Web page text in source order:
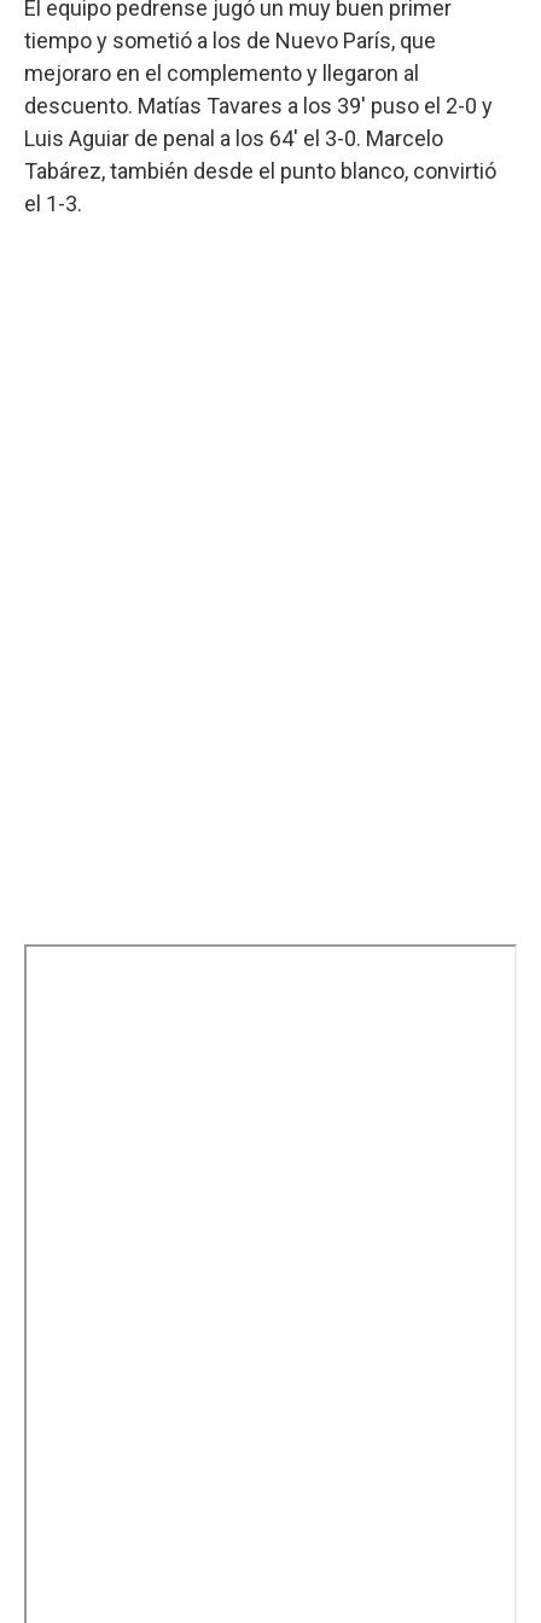
El equipo pedrense jugó un muy buen primer
tiempo y sometió a los de Nuevo París, que
mejoraro en el complemento y llegaron al
descuento. Matías Tavares a los 39' puso el 2-0 y
Luis Aguiar de penal a los 64' el 3-0. Marcelo
Tabárez, también desde el punto blanco, convirtió
el 1-3.